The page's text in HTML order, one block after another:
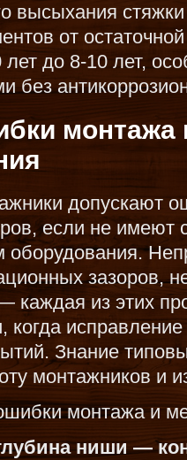
высыхания
от
лет до 8-10 лет,
без
монтажа
допускают
если не имеют
оборудования.
зазоров,
каждая из этих
когда
Знание
монтажников и
монтажа и
ниши —